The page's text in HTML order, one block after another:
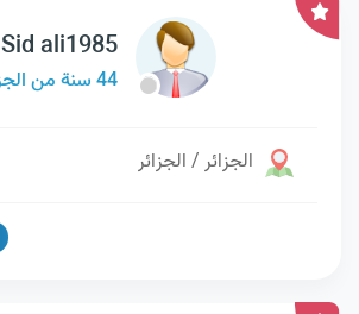
Sid ali1985
44 سنة من الجزائر
الجزائر / الجزائر